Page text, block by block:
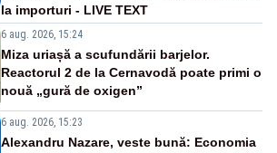
la importuri - LIVE TEXT
6 aug. 2026, 15:24
Miza uriașă a scufundării barjelor.
Reactorul 2 de la Cernavodă poate primi o
nouă „gură de oxigen”
6 aug. 2026, 15:23
Alexandru Nazare, veste bună: Economia